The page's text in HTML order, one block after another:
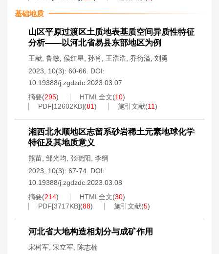
基础地质
山区平原过渡区土质地表基质空间异质性特征
分析——以河北省易县东部地区为例
王献 鲁敏 侯红星 孙肖 王浩浩 乔衍溢 刘勇
2023, 10(3): 60-66.
DOI:
10.19388/j.zgdzdc.2023.03.07
摘要(295) HTML全文(10)
PDF[12602KB](81) 施引文献(11)
湘西北永顺地区志留系砂岩稀土元素地球化学
特征及其地质意义
熊苗 邹光均 张晓阳 李纲
2023, 10(3): 67-74. DOI:
10.19388/j.zgdzdc.2023.03.08
摘要(214) HTML全文(30)
PDF[3717KB](88) 施引文献(5)
河北省大地构造相划分与成矿作用
宋树军 宋立军
陈志楠